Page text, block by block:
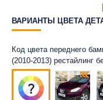
ВАРИАНТЫ ЦВЕТА
Код цвета переднего
(2010-2013) рестайлинг